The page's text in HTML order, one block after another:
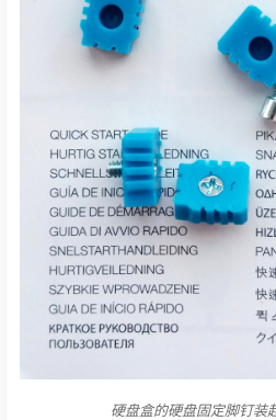
硬盘盒的硬盘固定脚钉装